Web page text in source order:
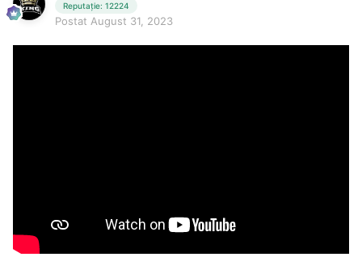
Reputație: 12224
Postat August 31, 2023